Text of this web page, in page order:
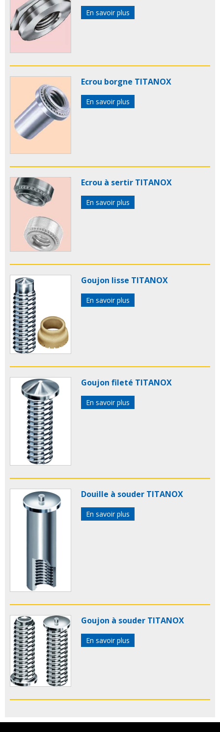
En savoir plus
Ecrou borgne TITANOX
En savoir plus
Ecrou à sertir TITANOX
En savoir plus
Goujon lisse TITANOX
En savoir plus
Goujon fileté TITANOX
En savoir plus
Douille à souder TITANOX
En savoir plus
Goujon à souder TITANOX
En savoir plus